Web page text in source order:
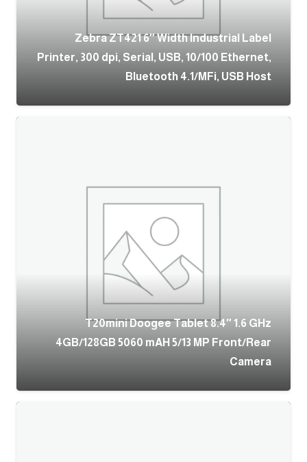
Zebra ZT421 6″ Width Industrial Label
Printer, 300 dpi, Serial, USB, 10/100 Ethernet,
Bluetooth 4.1/MFi, USB Host
T20mini Doogee Tablet 8.4″ 1.6 GHz
4GB/128GB 5060 mAH 5/13 MP Front/Rear
Camera